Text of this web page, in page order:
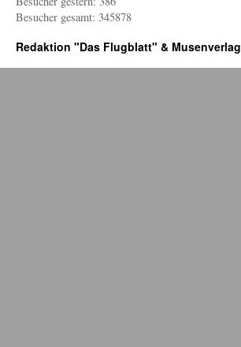
Besucher gesamt: 345878
Redaktion "Das Flugblatt" & Musenverlag